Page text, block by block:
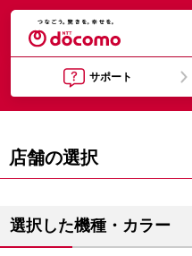
サポート
店舗の選択
選択した機種・カラー